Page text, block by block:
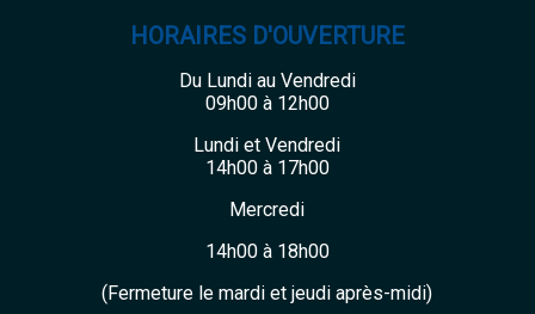
HORAIRES D'OUVERTURE
Du Lundi au Vendredi
09h00 à 12h00
Lundi et Vendredi
14h00 à 17h00
Mercredi
14h00 à 18h00
(Fermeture le mardi et jeudi après-midi)